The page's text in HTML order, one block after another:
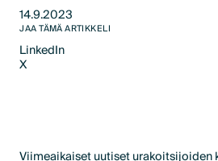
14.9.2023
JAA TÄMÄ ARTIKKELI
LinkedIn
LinkedIn
X
Viimeaikaiset uutiset urakoitsijoiden